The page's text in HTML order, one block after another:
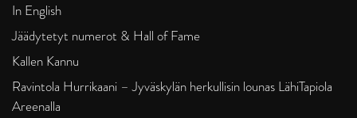
In English
Jäädytetyt numerot & Hall of Fame
Kallen Kannu
Ravintola Hurrikaani – Jyväskylän herkullisin lounas LähiTapiola
Areenalla